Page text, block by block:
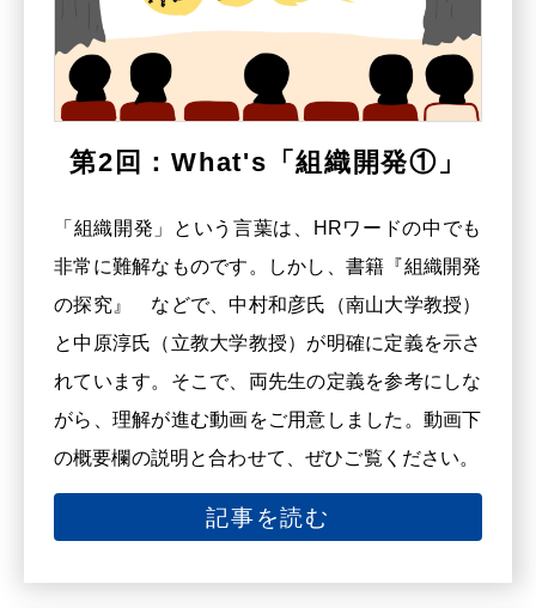
第2回：What's「組織開発①」
「組織開発」という言葉は、HRワードの中でも
非常に難解なものです。しかし、書籍『組織開発
の探究』 などで、中村和彦氏（南山大学教授）
と中原淳氏（立教大学教授）が明確に定義を示さ
れています。そこで、両先生の定義を参考にしな
がら、理解が進む動画をご用意しました。動画下
の概要欄の説明と合わせて、ぜひご覧ください。
記事を読む